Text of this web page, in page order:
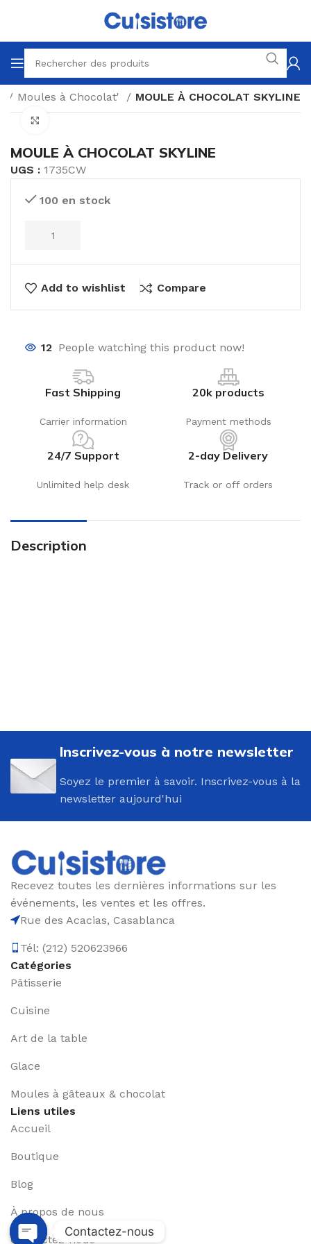
Moules à Chocolat' MOULE À CHOCOLAT SKYLINE
MOULE À CHOCOLAT SKYLINE
UGS : 1735CW
100 en stock
Add to wishlist Compare
12 People watching this product now!
Fast Shipping
Carrier information
20k products
Payment methods
24/7 Support
Unlimited help desk
2-day Delivery
Track or off orders
Description
Inscrivez-vous à notre newsletter
Soyez le premier à savoir. Inscrivez-vous à la
newsletter aujourd'hui
Recevez toutes les dernières informations sur les
événements, les ventes et les offres.
Rue des Acacias, Casablanca
Tél: (212) 520623966
Catégories
Pâtisserie
Cuisine
Art de la table
Glace
Moules à gâteaux & chocolat
Liens utiles
Accueil
Boutique
Blog
À propos de nous
Contactez-nous
Contactez-nous